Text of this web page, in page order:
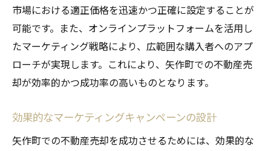
市場における適正価格を迅速かつ正確に設定することが
可能です。また、オンラインプラットフォームを活用し
たマーケティング戦略により、広範囲な購入者へのアプ
ローチが実現します。これにより、矢作町での不動産売
却が効率的かつ成功率の高いものとなります。
効果的なマーケティングキャンペーンの設計
矢作町での不動産売却を成功させるためには、効果的な